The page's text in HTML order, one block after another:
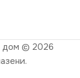
дом © 2026